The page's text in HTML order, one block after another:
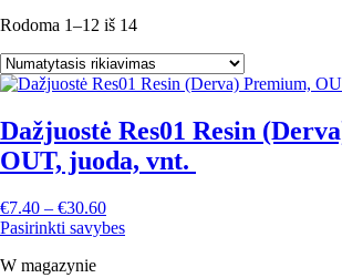
Rodoma 1–12 iš 14
Dažjuostė Res01 Resin
OUT, juoda, vnt.
€7.40 – €30.60
Pasirinkti savybes
W magazynie